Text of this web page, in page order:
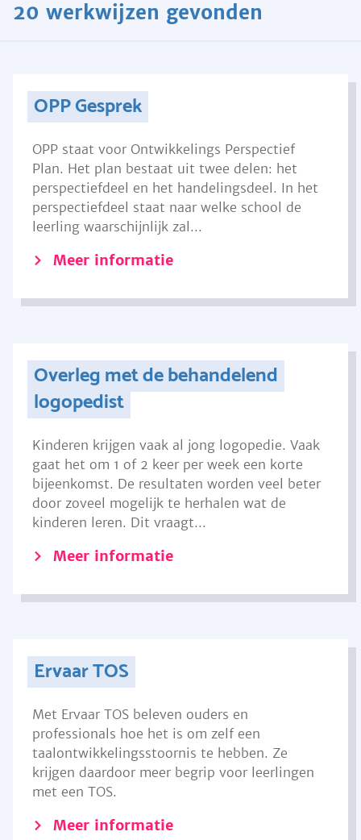
20 werkwijzen gevonden
OPP Gesprek
OPP staat voor Ontwikkelings Perspectief
Plan. Het plan bestaat uit twee delen: het
perspectiefdeel en het handelingsdeel. In het
perspectiefdeel staat naar welke school de
leerling waarschijnlijk zal...
Meer informatie
Overleg met de behandelend
logopedist
Kinderen krijgen vaak al jong logopedie. Vaak
gaat het om 1 of 2 keer per week een korte
bijeenkomst. De resultaten worden veel beter
door zoveel mogelijk te herhalen wat de
kinderen leren. Dit vraagt...
Meer informatie
Ervaar TOS
Met Ervaar TOS beleven ouders en
professionals hoe het is om zelf een
taalontwikkelingsstoornis te hebben. Ze
krijgen daardoor meer begrip voor leerlingen
met een TOS.
Meer informatie